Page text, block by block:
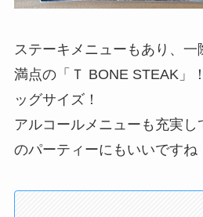
ステーキメニューもあり、一
満点の「Ｔ BONE STEAK」
ッグサイズ！
アルコールメニューも充実
のパーティーにもいいですね